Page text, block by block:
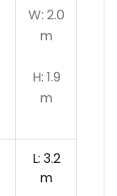
W: 2.0
m
H: 1.9
m
L: 3.2
m